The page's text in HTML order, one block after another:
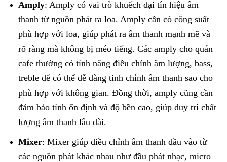
Amply: Amply có vai trò khuếch đại tín hiệu âm
thanh từ nguồn phát ra loa. Amply cần có công suất
phù hợp với loa, giúp phát ra âm thanh mạnh mẽ và
rõ ràng mà không bị méo tiếng. Các amply cho quán
cafe thường có tính năng điều chỉnh âm lượng, bass,
treble để có thể dễ dàng tinh chỉnh âm thanh sao cho
phù hợp với không gian. Đồng thời, amply cũng cần
đảm bảo tính ổn định và độ bền cao, giúp duy trì chất
lượng âm thanh lâu dài.
Mixer: Mixer giúp điều chỉnh âm thanh đầu vào từ
các nguồn phát khác nhau như đầu phát nhạc, micro